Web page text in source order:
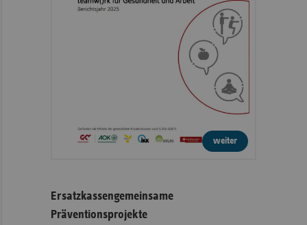
weiter
Ersatzkassengemeinsame
Präventionsprojekte